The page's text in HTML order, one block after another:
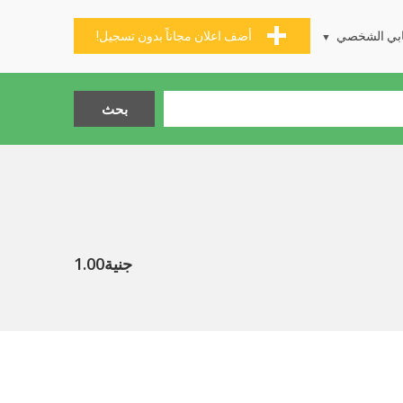
أضف اعلان مجاناً بدون تسجيل! الشخصي
جنية1.00